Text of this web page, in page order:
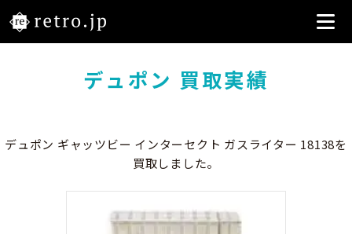
デュポン 買取実績
デュポン ギャッツビー インターセクト ガスライター 18138を
買取しました。